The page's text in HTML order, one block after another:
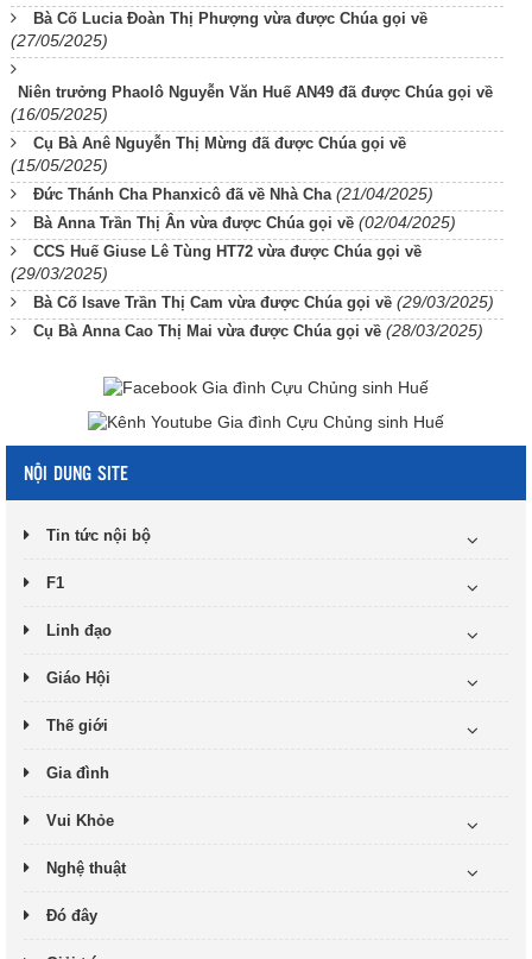
Bà Cố Lucia Đoàn Thị Phượng vừa được Chúa gọi về
(27/05/2025)
Niên trưởng Phaolô Nguyễn Văn Huế AN49 đã được Chúa gọi về
(16/05/2025)
Cụ Bà Anê Nguyễn Thị Mừng đã được Chúa gọi về
(15/05/2025)
Đức Thánh Cha Phanxicô đã về Nhà Cha (21/04/2025)
Bà Anna Trần Thị Ân vừa được Chúa gọi về (02/04/2025)
CCS Huế Giuse Lê Tùng HT72 vừa được Chúa gọi về
(29/03/2025)
Bà Cố Isave Trần Thị Cam vừa được Chúa gọi về (29/03/2025)
Cụ Bà Anna Cao Thị Mai vừa được Chúa gọi về (28/03/2025)
NỘI DUNG SITE
Tin tức nội bộ
F1
Linh đạo
Giáo Hội
Thế giới
Gia đình
Vui Khỏe
Nghệ thuật
Đó đây